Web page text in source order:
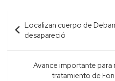
Navegación
de
entradas
Localizan cuerpo de
desapareció
Avance importante para
tratamiento de